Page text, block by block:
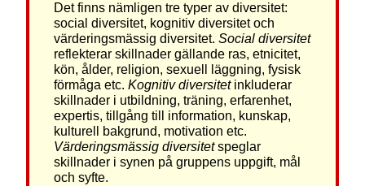
Det finns nämligen tre typer av diversitet:
social diversitet, kognitiv diversitet och
värderingsmässig diversitet. Social diversitet
reflekterar skillnader gällande ras, etnicitet,
kön, ålder, religion, sexuell läggning, fysisk
förmåga etc. Kognitiv diversitetinkluderar
skillnader i utbildning, träning, erfarenhet,
expertis, tillgång till information, kunskap,
kulturell bakgrund, motivation etc.
Värderingsmässig diversitetspeglar
skillnader i synen på gruppens uppgift, mål
och syfte.